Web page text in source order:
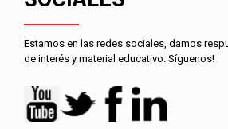
Estamos en las redes sociales, damos
de interés y material educativo. Síguenos!